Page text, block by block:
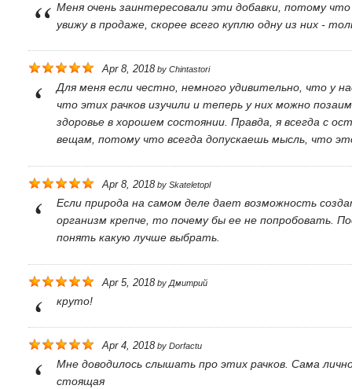
Меня очень заинтересовали эти добавки, потому
увижу в продаже, скорее всего куплю одну из них -
Apr 8, 2018by Chintastori
Для меня если честно, немного удивительно, что у
что этих рачков изучили и теперь у них можно
здоровье в хорошем состоянии. Правда, я всегда с
вещам, потому что всегда допускаешь мысль, что
Apr 8, 2018by Skateletopl
Если природа на самом деле дает возможность
организм крепче, то почему бы ее не попробовать.
понять какую лучше выбрать.
Apr 5, 2018by Дмитрий
круто!
Apr 4, 2018by Dorfactu
Мне доводилось слышать про этих рачков. Сама
стоящая